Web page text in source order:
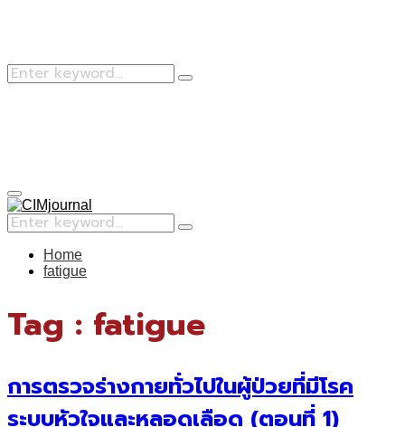
Search
Search
Primary
Menu
Search
for:
Search
Home
fatigue
Tag : fatigue
การตรวจร่างกายทั่วไปในผู้ป่วยที่มีโรค
ระบบหัวใจและหลอดเลือด (ตอนที่ 1)